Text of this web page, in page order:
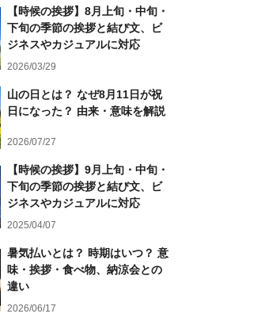
【時候の挨拶】8月上旬・中旬・
下旬の季節の挨拶と結び文、ビ
ジネスやカジュアルに対応
2026/03/29
山の日とは？ なぜ8月11日が祝
日になった？ 由来・意味を解説
2026/07/27
【時候の挨拶】9月上旬・中旬・
下旬の季節の挨拶と結び文、ビ
ジネスやカジュアルに対応
2025/04/07
暑気払いとは？ 時期はいつ？ 意
味・挨拶・食べ物、納涼会との
違い
2026/06/17